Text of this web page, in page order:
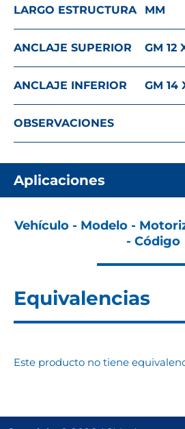
LARGO ESTRUCTURA MM
ANCLAJE SUPERIOR GM 12
ANCLAJE INFERIOR GM 14
OBSERVACIONES
Aplicaciones
Vehículo - Modelo -
- Código
Equivalencias
Este producto no tiene